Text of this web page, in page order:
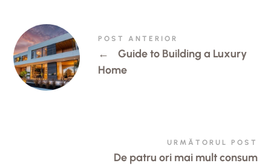
POST ANTERIOR
←
Guide to Building a Luxury
Home
URMĂTORUL POST
De patru ori mai mult consum